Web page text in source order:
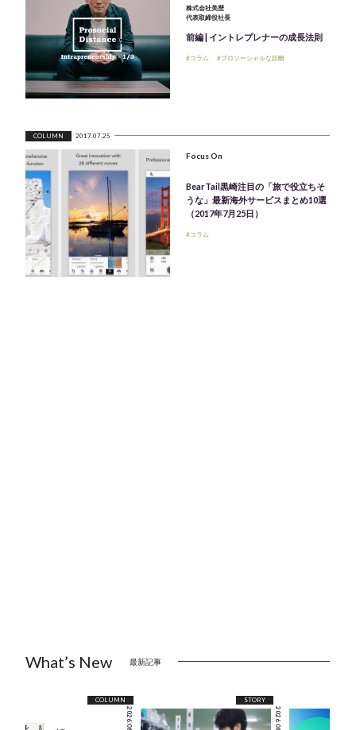
株式会社美歴
代表取締役社長
前編 | イントレプレナーの成長法則
#コラム #プロソーシャルな距離
COLUMN 2017.07.25
Focus On
BearTail黒崎注目の「旅で役立ちそ
うな」最新海外サービスまとめ10選
（2017年7月25日）
#コラム
What’s New 最新記事
COLUMN STORY